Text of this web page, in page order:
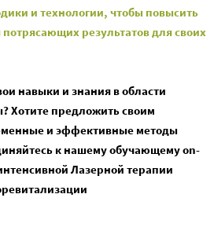
и технологии, чтобы повысить
результатов для своих
навыки и знания в области
Хотите предложить своим
и эффективные методы
к нашему обучающему on-
Лазерной терапии